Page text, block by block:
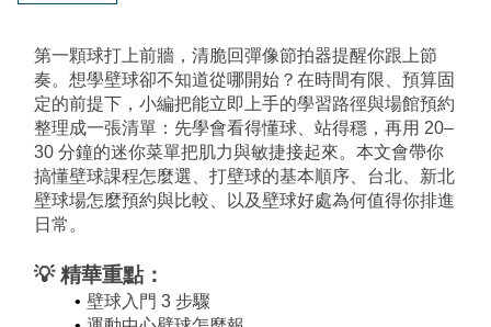
第一顆球打上前牆，清脆回彈像節拍器提醒你跟上節
奏。想學壁球卻不知道從哪開始？在時間有限、預算固
定的前提下，小編把能立即上手的學習路徑與場館預約
整理成一張清單：先學會看得懂球、站得穩，再用 20–
30 分鐘的迷你菜單把肌力與敏捷接起來。本文會帶你
搞懂壁球課程怎麼選、打壁球的基本順序、 台北、新北
壁球場怎麼預約與比較、以及壁球好處為何值得你排進
日常。
💡 精華重點：
壁球入門 3 步驟